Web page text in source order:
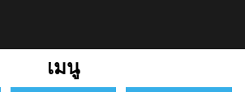
เมนู